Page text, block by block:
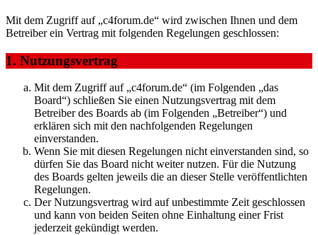
Mit dem Zugriff auf „c4forum.de“ wird zwischen Ihnen und dem
Betreiber ein Vertrag mit folgenden Regelungen geschlossen:
1. Nutzungsvertrag
Mit dem Zugriff auf „c4forum.de“ (im Folgenden „das
Board“) schließen Sie einen Nutzungsvertrag mit dem
Betreiber des Boards ab (im Folgenden „Betreiber“) und
erklären sich mit den nachfolgenden Regelungen
einverstanden.
Wenn Sie mit diesen Regelungen nicht einverstanden sind, so
dürfen Sie das Board nicht weiter nutzen. Für die Nutzung
des Boards gelten jeweils die an dieser Stelle veröffentlichten
Regelungen.
Der Nutzungsvertrag wird auf unbestimmte Zeit geschlossen
und kann von beiden Seiten ohne Einhaltung einer Frist
jederzeit gekündigt werden.